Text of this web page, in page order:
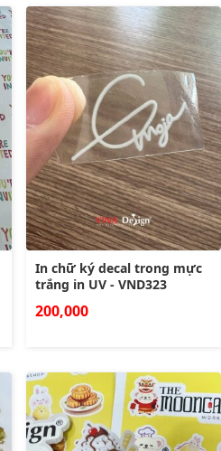
In chữ ký decal trong mực
trắng in UV - VND323
200,000